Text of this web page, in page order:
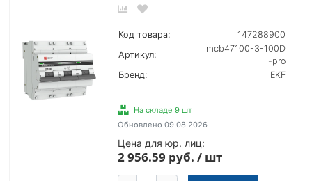
Код товара:
147288900
Артикул:
mcb47100-3-100D
-pro
Бренд:
EKF
На складе 9 шт
Обновлено 09.08.2026
Цена для юр. лиц:
2 956.59 руб. / шт